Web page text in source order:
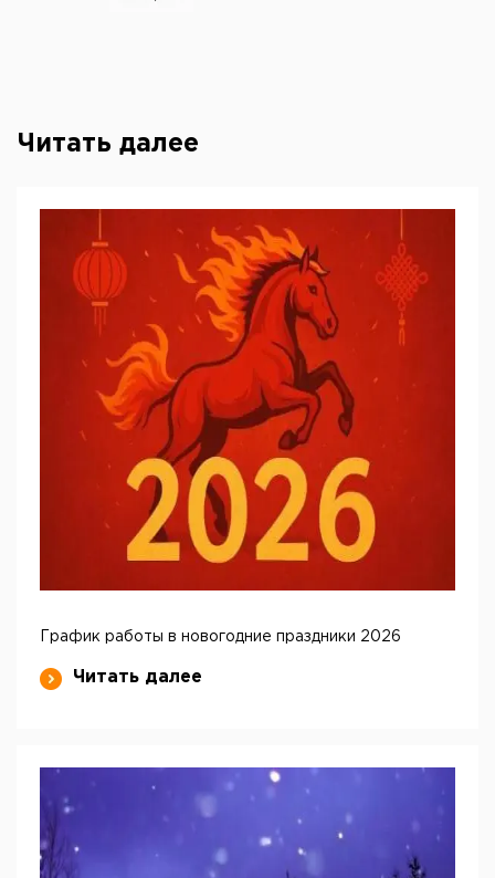
Читать далее
График работы в новогодние праздники 2026
Читать далее